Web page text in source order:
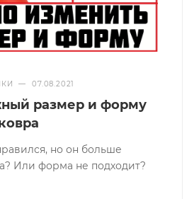
— 07.08.2021
размер и форму
но он больше
Или форма не подходит?